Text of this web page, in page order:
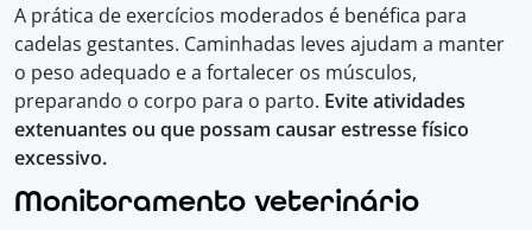
A prática de exercícios moderados é benéfica para
cadelas gestantes. Caminhadas leves ajudam a manter
o peso adequado e a fortalecer os músculos,
preparando o corpo para o parto. Evite atividades
extenuantes ou que possam causar estresse físico
excessivo.
Monitoramento veterinário